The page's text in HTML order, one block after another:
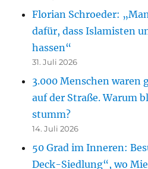
Florian Schroeder:
dafür, dass Islamisten
hassen“
31. Juli 2026
3.000 Menschen waren
auf der Straße. Warum
stumm?
14. Juli 2026
50 Grad im Inneren:
Deck-Siedlung“, wo